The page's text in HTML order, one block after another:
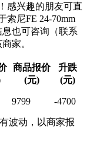
感兴趣的朋友可直
索尼FE 24-70mm
也可咨询（联系
家。
商品报价
(元)
升跌
(元)
9799 -4700
波动，以商家报